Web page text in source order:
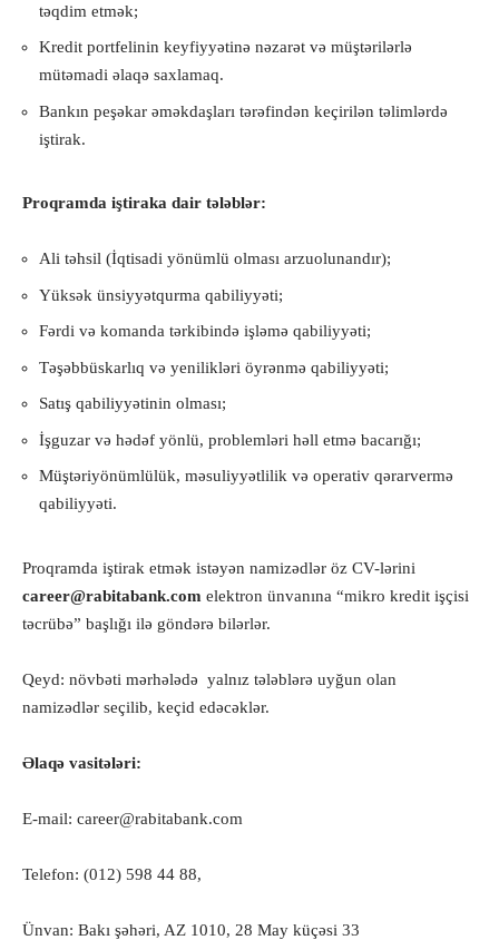
təqdim etmək;
Kredit portfelinin keyfiyyətinə nəzarət və müştərilərlə
mütəmadi əlaqə saxlamaq.
Bankın peşəkar əməkdaşları tərəfindən keçirilən təlimlərdə
iştirak.
Proqramda iştiraka dair tələblər:
Ali təhsil (İqtisadi yönümlü olması arzuolunandır);
Yüksək ünsiyyətqurma qabiliyyəti;
Fərdi və komanda tərkibində işləmə qabiliyyəti;
Təşəbbüskarlıq və yenilikləri öyrənmə qabiliyyəti;
Satış qabiliyyətinin olması;
İşguzar və hədəf yönlü, problemləri həll etmə bacarığı;
Müştəriyönümlülük, məsuliyyətlilik və operativ qərarvermə
qabiliyyəti.
Proqramda iştirak etmək istəyən namizədlər öz CV-lərini
career@rabitabank.com elektron ünvanına “mikro kredit işçisi
təcrübə” başlığı ilə göndərə bilərlər.
Qeyd: növbəti mərhələdə yalnız tələblərə uyğun olan
namizədlər seçilib, keçid edəcəklər.
Əlaqə vasitələri:
E-mail: career@rabitabank.com
Telefon: (012) 598 44 88,
Ünvan: Bakı şəhəri, AZ 1010, 28 May küçəsi 33